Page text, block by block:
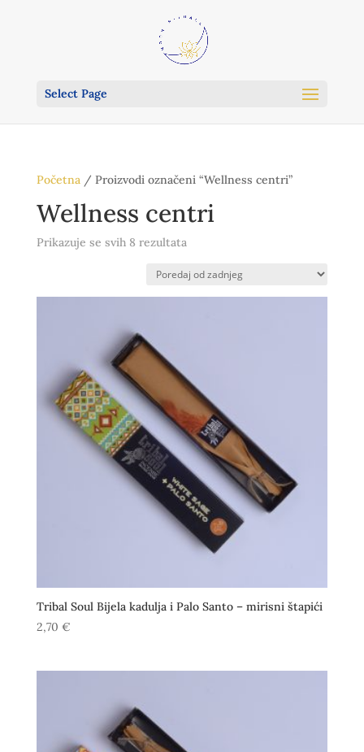
Select Page
Početna/ Proizvodi označeni “Wellness centri”
Wellness centri
Prikazuje se svih 8 rezultataPoredano
najnovijem
Tribal Soul Bijela kadulja i Palo Santo – mirisni štapići
2,70 €